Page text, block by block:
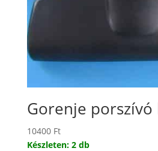
Gorenje
10400 Ft
Készleten: 2 db